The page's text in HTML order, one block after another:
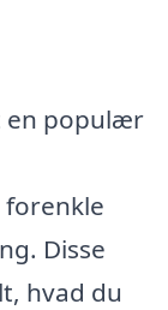
en populær
Disse
hvad du